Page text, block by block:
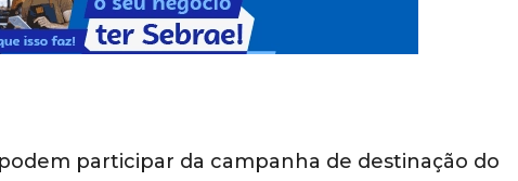
participar da campanha de destinação do